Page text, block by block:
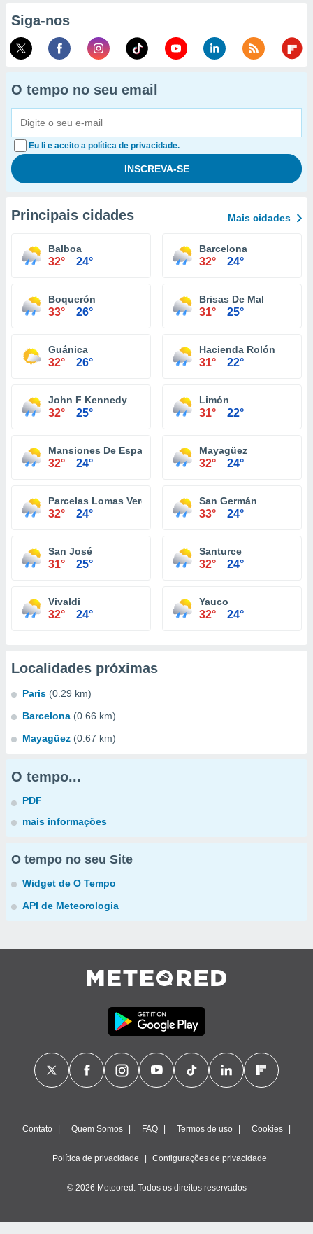
Siga-nos
O tempo no seu email
Eu li e aceito a política de privacidade.
Principais cidades Mais cidades
Balboa
32° 24°
Barcelona
32° 24°
Boquerón
33° 26°
Brisas De Mal
31° 25°
Guánica
32° 26°
Hacienda Rolón
31° 22°
John F Kennedy
32° 25°
Limón
31° 22°
Mansiones De Espana
32° 24°
Mayagüez
32° 24°
Parcelas Lomas Verdes
32° 24°
San Germán
33° 24°
San José
31° 25°
Santurce
32° 24°
Vivaldi
32° 24°
Yauco
32° 24°
Localidades próximas
Paris (0.29 km)
Barcelona (0.66 km)
Mayagüez (0.67 km)
O tempo...
PDF
mais informações
O tempo no seu Site
Widget de O Tempo
API de Meteorologia
Contato Quem Somos FAQ Termos de uso Cookies
Política de privacidade Configurações de privacidade
© 2026 Meteored. Todos os direitos reservados